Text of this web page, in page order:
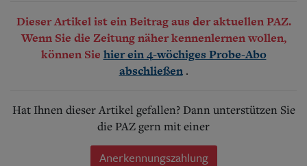
Dieser Artikel ist ein Beitrag aus der aktuellen PAZ.
Wenn Sie die Zeitung näher kennenlernen wollen,
können Sie hier ein 4-wöchiges Probe-Abo
abschließen .
Hat Ihnen dieser Artikel gefallen? Dann unterstützen Sie
die PAZ gern mit einer
Anerkennungszahlung